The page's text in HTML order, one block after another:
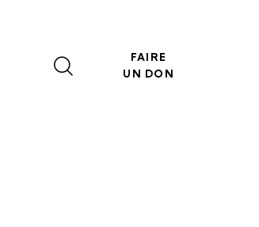
FAIRE
UN DON